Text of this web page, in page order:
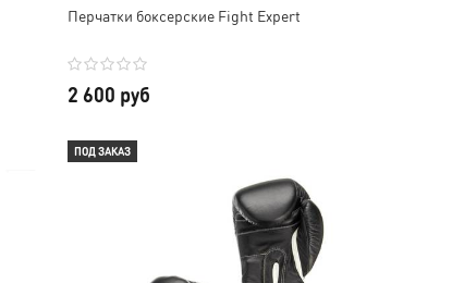
Перчатки боксерские Fight Expert
2 600 руб
ПОД ЗАКАЗ